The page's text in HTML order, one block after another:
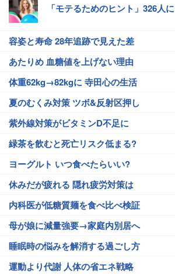
「モテるためのヒント」326人に
容姿と寿命 28年追跡で見えた差
あたりめ 血糖値を上げない理由
体重62kg→82kgに 寺田心の生活
夏のむくみ対策 ツボ&反射区押し
紫外線対策がビタミンD不足に
緑茶を飲むと死亡リスク低まる?
ヨーグルト いつ食べたらいい?
休みだが疲れる 隠れ疲労対策は
内科医が低糖質麺を食べ比べ検証
母が娘に減量強要→家庭内別居へ
睡眠時の悩みを解消する過ごし方
運動より代謝 人体の省エネ戦略